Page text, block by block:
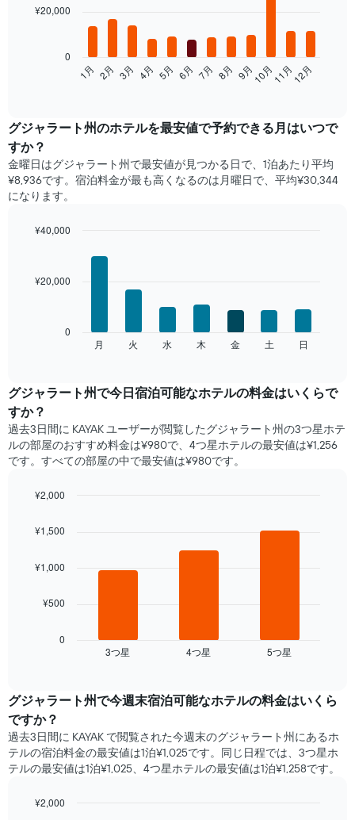
with
月
ご
と
の
客
室
平
金
を
表
の
X
軸
1​
本
月
表
て
い
す。
本
は、
客
室
の
平
料
1月 2月 3月 4月 5月 6月 7月 8月 9月10月11月12月
0
¥20,000
グジャラート州​の​ホテルを最安値で予約できる月はいつで
すか？
金曜日はグジャラート州で​最安値が見つかる日で、1泊あたり平均
¥8,936です。宿泊料金が最も高くなるのは月曜日で、平均¥30,344
になります。
ー
ト
は、
曜
日
ご
の
室
の
均
す
表
の
X
軸
本
は、
月 火 水 木 金 土 日
0
¥20,000
¥40,000
グジャラート州​で​今日宿泊可能な​ホテル​の料金はいくらで
すか？
過去3日間に KAYAK ユーザーが閲覧したグジャラート州の3つ星ホテ
ル​の部屋のおすすめ料金は¥980で、4つ星ホテルの最安値は¥1,256
です。すべての部屋の中で最安値は¥980​です。
with
bars.
日
間
に
見
つ
か
た
3​つ星​ 4​つ星​ 5​つ星​
0
¥500
¥1,000
¥1,500
¥2,000
グジャラート州​で​今週末宿泊可能な​ホテル​の料金はいくら
ですか？
過去3日間に KAYAK で閲覧された今週末のグジャラート州​にあるホ
テル​の宿泊料金の最安値は1泊¥1,025です。同じ日程では、3つ星ホ
テルの最安値は1泊¥1,025、4つ星ホテル​の最安値​は1泊¥1,258​​です。
¥2,000